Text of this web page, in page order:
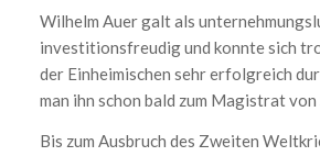
Wilhelm Auer galt als
investitionsfreudig und konnte sich
der Einheimischen sehr erfolgreich
man ihn schon bald zum Magistrat
Bis zum Ausbruch des Zweiten